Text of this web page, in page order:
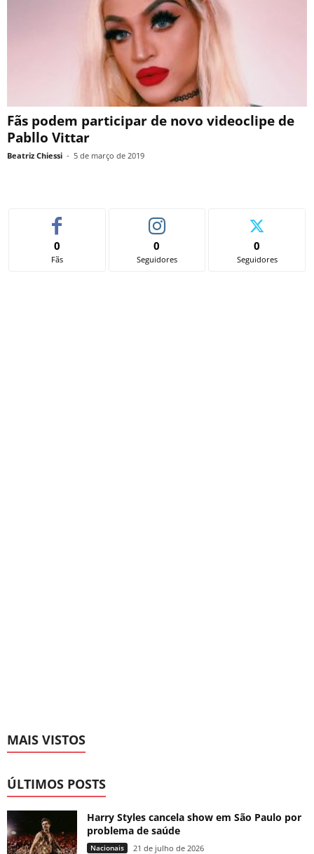
Fãs podem participar de novo videoclipe de
Pabllo Vittar
Beatriz Chiessi - 5 de março de 2019
0
Fãs
0
Seguidores
0
Seguidores
MAIS VISTOS
ÚLTIMOS POSTS
Harry Styles cancela show em São Paulo por
problema de saúde
Nacionais 21 de julho de 2026